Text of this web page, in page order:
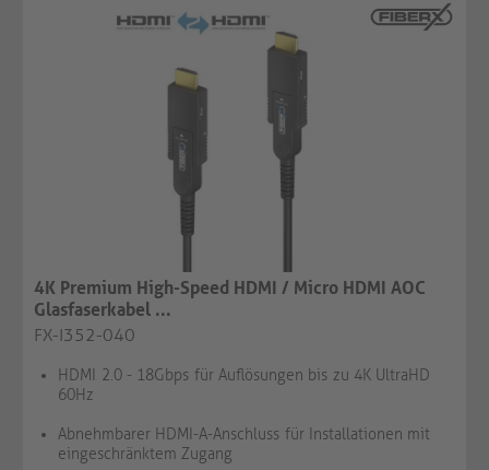
4K Premium High-Speed HDMI / Micro HDMI AOC
Glasfaserkabel ...
FX-I352-040
HDMI 2.0 - 18Gbps für Auflösungen bis zu 4K UltraHD
60Hz
Abnehmbarer HDMI-A-Anschluss für Installationen mit
eingeschränktem Zugang